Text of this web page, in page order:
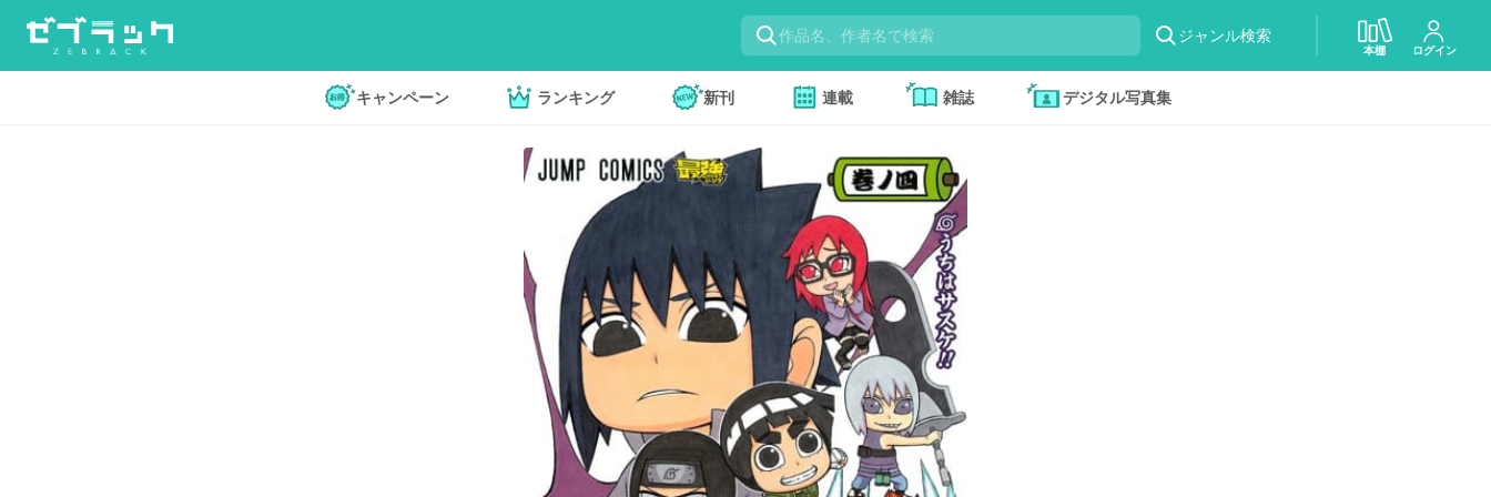
ジャンル検索
本棚 ログイン
キャンペーン ランキング 新刊 連載 雑誌 デジタル写真集